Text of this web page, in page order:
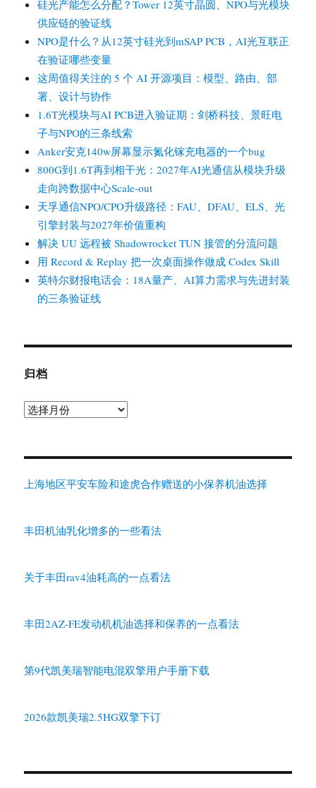
硅光产能怎么分配？Tower 12英寸晶圆、NPO与光模块
供应链的验证线
NPO是什么？从12英寸硅光到mSAP PCB，AI光互联正
在验证哪些变量
这周值得关注的 5 个 AI 开源项目：模型、路由、部
署、设计与协作
1.6T光模块与AI PCB进入验证期：剑桥科技、景旺电
子与NPO的三条线索
Anker安克140w屏幕显示氮化镓充电器的一个bug
800G到1.6T再到相干光：2027年AI光通信从模块升级
走向跨数据中心Scale-out
天孚通信NPO/CPO升级路径：FAU、DFAU、ELS、光
引擎封装与2027年价值重构
解决 UU 远程被 Shadowrocket TUN 接管的分流问题
用 Record & Replay 把一次桌面操作做成 Codex Skill
英特尔财报电话会：18A量产、AI算力需求与先进封装
的三条验证线
归档
归
上海地区平安车险和途虎合作赠送的小保养机油选择
丰田机油乳化增多的一些看法
关于丰田rav4油耗高的一点看法
丰田2AZ-FE发动机机油选择和保养的一点看法
第9代凯美瑞智能电混双擎用户手册下载
2026款凯美瑞2.5HG双擎下订